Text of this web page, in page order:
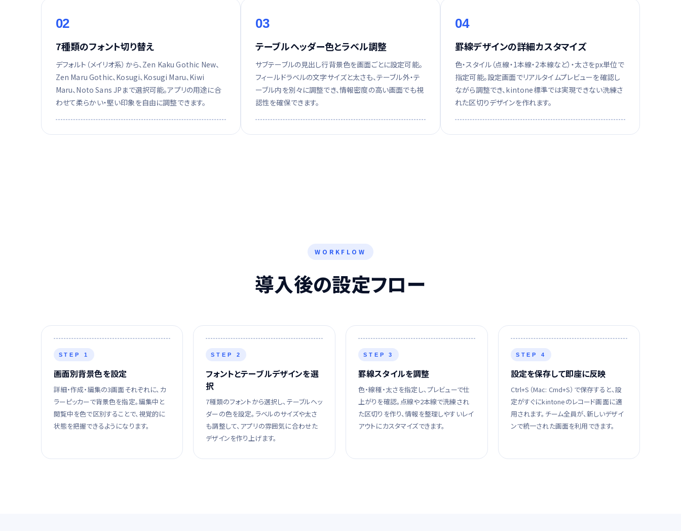
02
7種類のフォント切り替え
デフォルト（メイリオ系）から、Zen Kaku Gothic New、
Zen Maru Gothic、Kosugi、Kosugi Maru、Kiwi
Maru、Noto Sans JPまで選択可能。アプリの用途に合
わせて柔らかい・堅い印象を自由に調整できます。
03
テーブルヘッダー色とラベル調整
サブテーブルの見出し行背景色を画面ごとに設定可能。
フィールドラベルの文字サイズと太さも、テーブル外・テ
ーブル内を別々に調整でき、情報密度の高い画面でも視
認性を確保できます。
04
罫線デザインの詳細カスタマイズ
色・スタイル（点線・1本線・2本線など）・太さをpx単位で
指定可能。設定画面でリアルタイムプレビューを確認し
ながら調整でき、kintone標準では実現できない洗練さ
れた区切りデザインを作れます。
WORKFLOW
導入後の設定フロー
STEP 1
画面別背景色を設定
詳細・作成・編集の3画面それぞれに、カ
ラーピッカーで背景色を指定。編集中と
閲覧中を色で区別することで、視覚的に
状態を把握できるようになります。
STEP 2
フォントとテーブルデザインを選
択
7種類のフォントから選択し、テーブルヘッ
ダーの色を設定。ラベルのサイズや太さ
も調整して、アプリの雰囲気に合わせた
デザインを作り上げます。
STEP 3
罫線スタイルを調整
色・線種・太さを指定し、プレビューで仕
上がりを確認。点線や2本線で洗練され
た区切りを作り、情報を整理しやすいレイ
アウトにカスタマイズできます。
STEP 4
設定を保存して即座に反映
Ctrl+S（Mac: Cmd+S）で保存すると、設
定がすぐにkintoneのレコード画面に適
用されます。チーム全員が、新しいデザイ
ンで統一された画面を利用できます。